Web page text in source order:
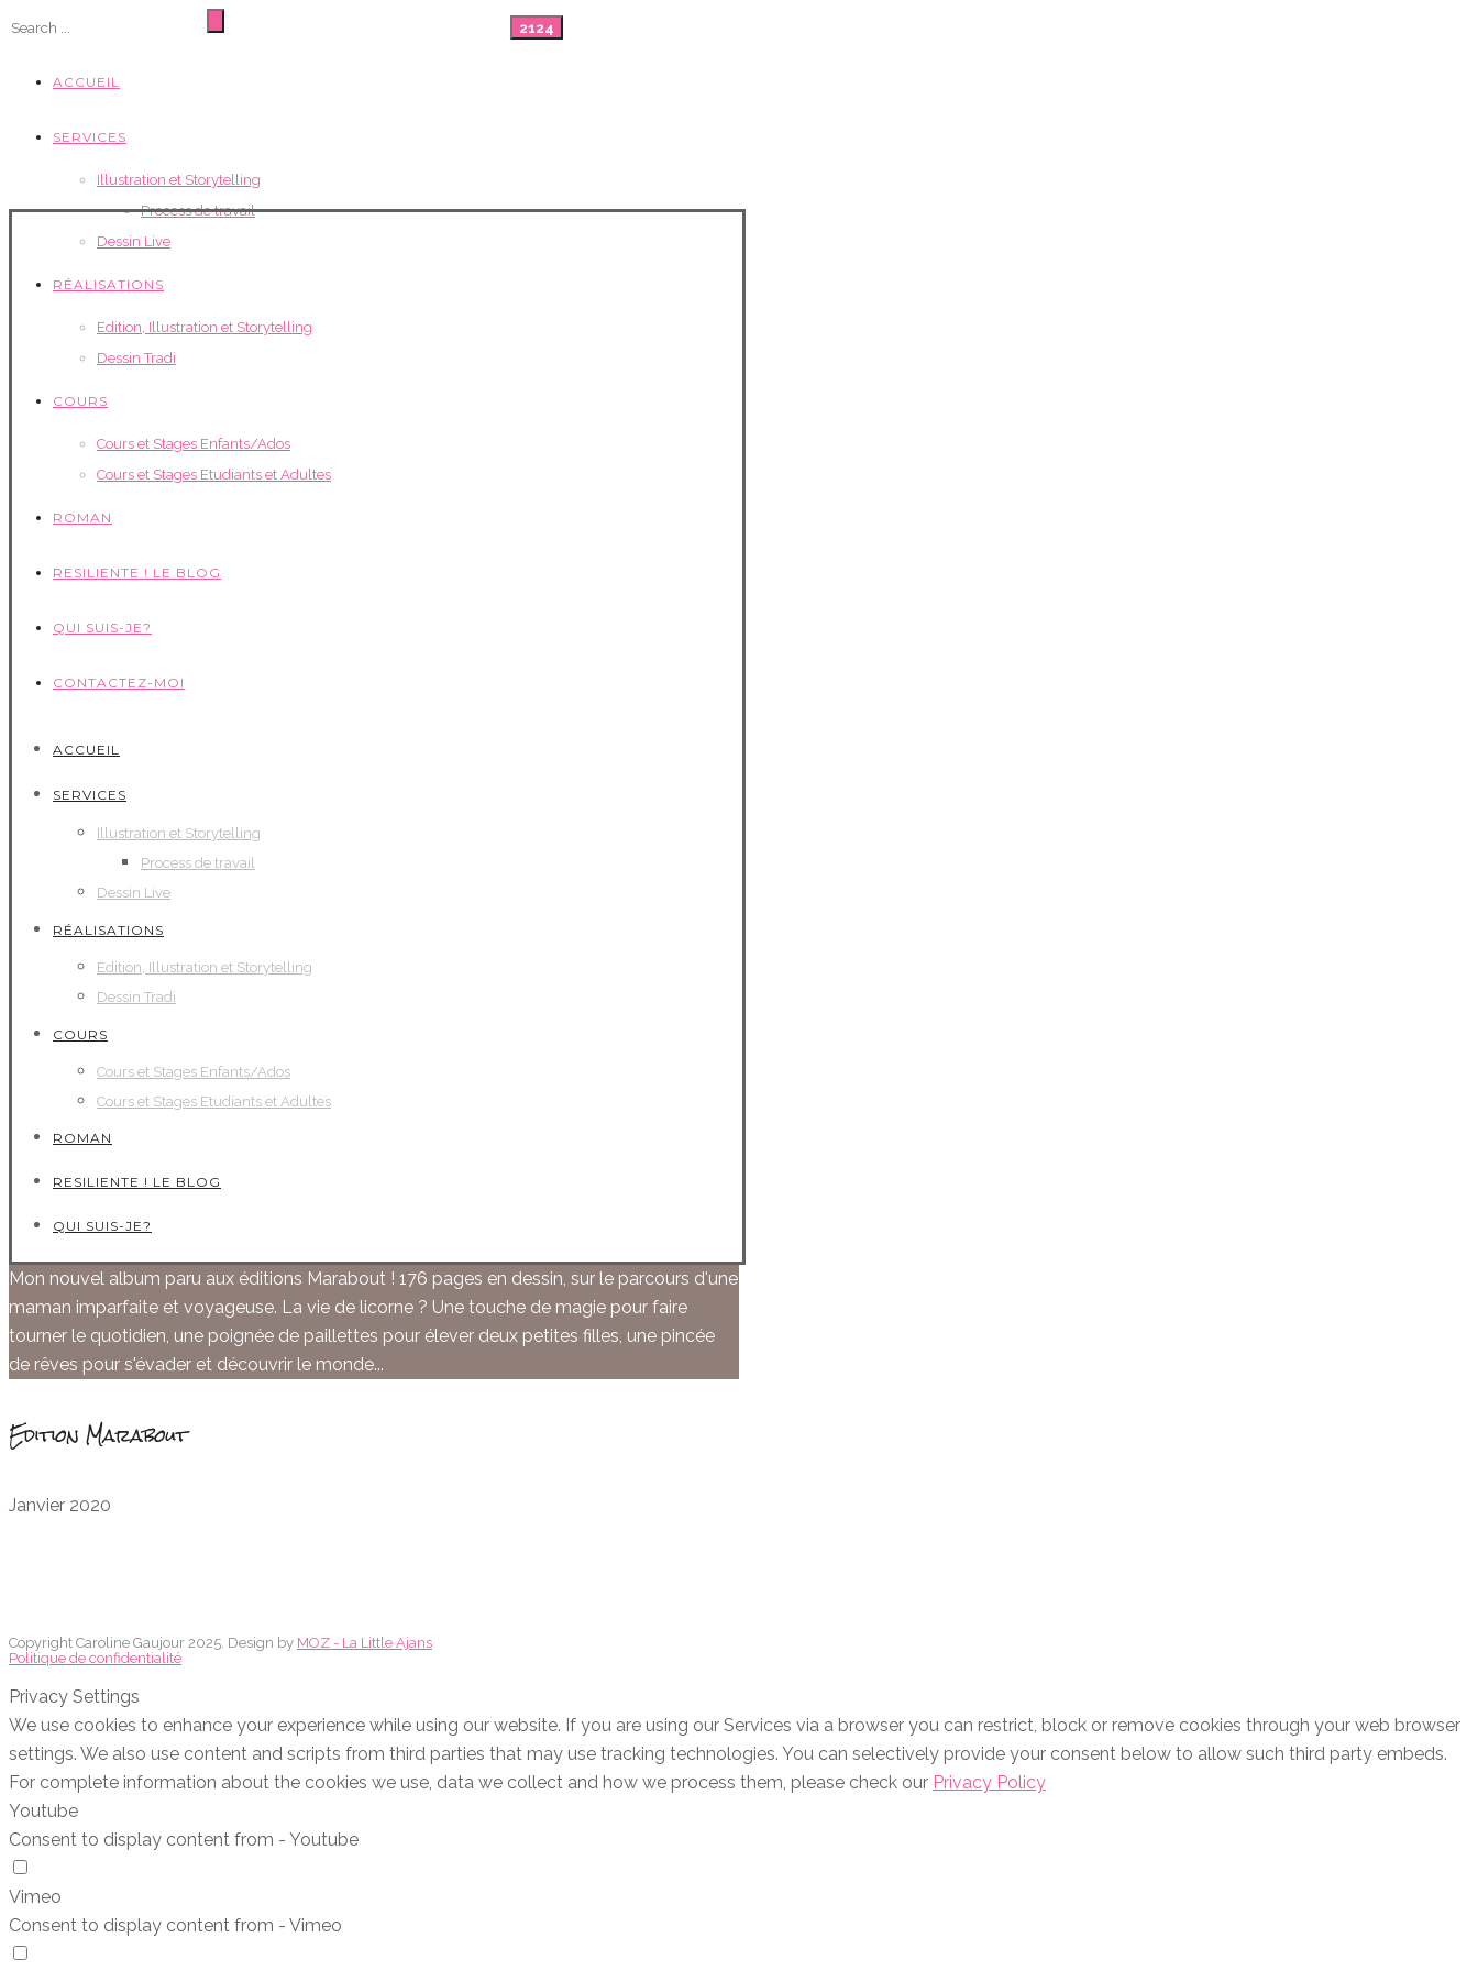
ACCUEIL
SERVICES
Illustration et Storytelling
Process de travail
Dessin Live
RÉALISATIONS
Edition, Illustration et Storytelling
Dessin Tradi
COURS
Cours et Stages Enfants/Ados
Cours et Stages Etudiants et Adultes
ROMAN
RESILIENTE ! LE BLOG
QUI SUIS-JE?
CONTACTEZ-MOI
ACCUEIL
SERVICES
Illustration et Storytelling
Process de travail
Dessin Live
RÉALISATIONS
Edition, Illustration et Storytelling
Dessin Tradi
COURS
Cours et Stages Enfants/Ados
Cours et Stages Etudiants et Adultes
ROMAN
RESILIENTE ! LE BLOG
QUI SUIS-JE?
CONTACTEZ-MOI
Mon nouvel album paru aux éditions Marabout ! 176 pages en dessin, sur le parcours d'une
maman imparfaite et voyageuse. La vie de licorne ? Une touche de magie pour faire
tourner le quotidien, une poignée de paillettes pour élever deux petites filles, une pincée
de rêves pour s'évader et découvrir le monde...
Edition Marabout
Janvier 2020
Copyright Caroline Gaujour 2025. Design by MOZ - La Little Ajans
Politique de confidentialité
Privacy Settings
We use cookies to enhance your experience while using our website. If you are using our Services via a browser you can restrict, block or remove cookies through your web browser
settings. We also use content and scripts from third parties that may use tracking technologies. You can selectively provide your consent below to allow such third party embeds.
For complete information about the cookies we use, data we collect and how we process them, please check our Privacy Policy
Youtube
Consent to display content from - Youtube
Vimeo
Consent to display content from - Vimeo